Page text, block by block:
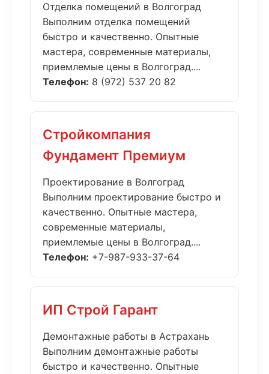
Отделка помещений в Волгоград
Выполним отделка помещений
быстро и качественно. Опытные
мастера, современные материалы,
приемлемые цены в Волгоград....
Телефон: 8 (972) 537 20 82
Стройкомпания
Фундамент Премиум
Проектирование в Волгоград
Выполним проектирование быстро и
качественно. Опытные мастера,
современные материалы,
приемлемые цены в Волгоград....
Телефон: +7-987-933-37-64
ИП Строй Гарант
Демонтажные работы в Астрахань
Выполним демонтажные работы
быстро и качественно. Опытные